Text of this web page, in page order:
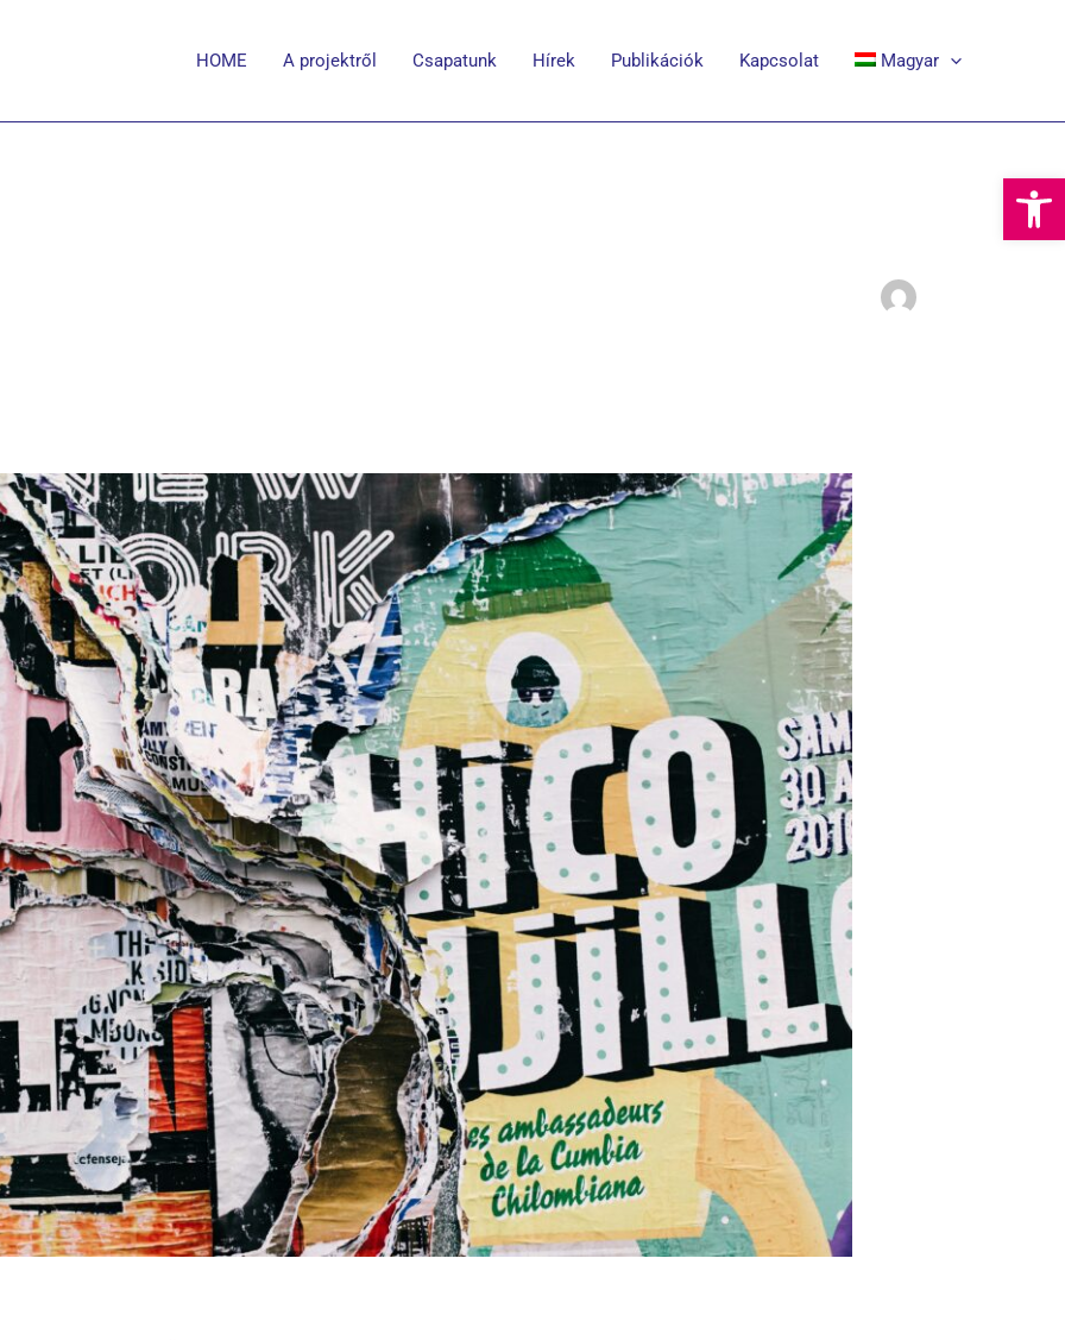
HOME A projektről Csapatunk Hírek Publikációk Kapcsolat Magyar